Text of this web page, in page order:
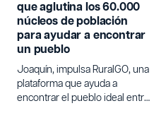
que aglutina los 60.000
núcleos de población
para ayudar a encontrar
un pueblo
Joaquín, impulsa RuralGO, una
plataforma que ayuda a
encontrar el pueblo ideal entre